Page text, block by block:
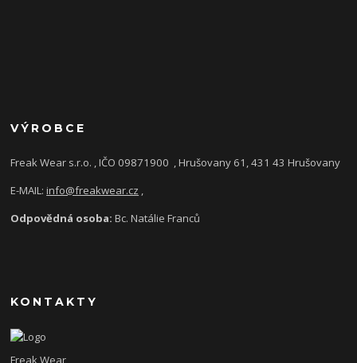
VÝROBCE
Freak Wear s.r.o. , IČO 09871900 , Hrušovany 61, 431 43 Hrušovany
E-MAIL:info@freakwear.cz ,
Odpovědná osoba:Bc. Natálie Franců
KONTAKTY
Freak Wear